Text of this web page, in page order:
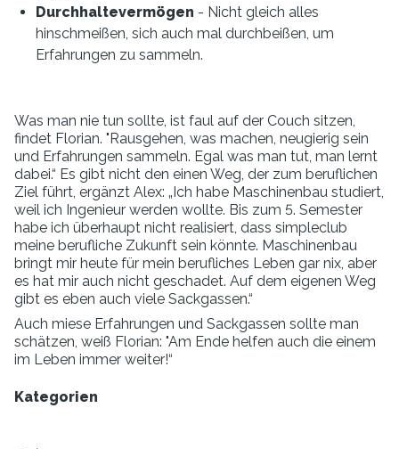
Durchhaltevermögen - Nicht gleich alles
hinschmeißen, sich auch mal durchbeißen, um
Erfahrungen zu sammeln.
Was man nie tun sollte, ist faul auf der Couch sitzen,
findet Florian. "Rausgehen, was machen, neugierig sein
und Erfahrungen sammeln. Egal was man tut, man lernt
dabei.“ Es gibt nicht den einen Weg, der zum beruflichen
Ziel führt, ergänzt Alex: „Ich habe Maschinenbau studiert,
weil ich Ingenieur werden wollte. Bis zum 5. Semester
habe ich überhaupt nicht realisiert, dass simpleclub
meine berufliche Zukunft sein könnte. Maschinenbau
bringt mir heute für mein berufliches Leben gar nix, aber
es hat mir auch nicht geschadet. Auf dem eigenen Weg
gibt es eben auch viele Sackgassen.“
Auch miese Erfahrungen und Sackgassen sollte man
schätzen, weiß Florian: "Am Ende helfen auch die einem
im Leben immer weiter!“
Kategorien